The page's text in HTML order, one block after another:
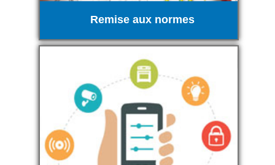
Remise aux normes